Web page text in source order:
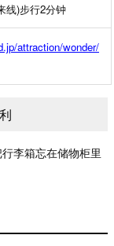
线)步行2分钟
attraction/wonder/
李箱忘在储物柜里